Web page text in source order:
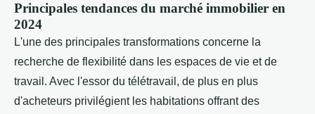
Principales tendances du marché immobilier en
2024
L'une des principales transformations concerne la
recherche de flexibilité dans les espaces de vie et de
travail. Avec l'essor du télétravail, de plus en plus
d'acheteurs privilégient les habitations offrant des